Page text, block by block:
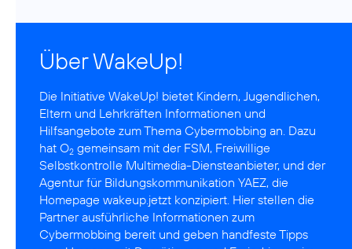
Über WakeUp!
Die Initiative WakeUp! bietet Kindern, Jugendlichen,
Eltern und Lehrkräften Informationen und
Hilfsangebote zum Thema Cybermobbing an. Dazu
hat O2 gemeinsam mit der FSM, Freiwillige
Selbstkontrolle Multimedia-Diensteanbieter, und der
Agentur für Bildungskommunikation YAEZ, die
Homepage wakeup.jetzt konzipiert. Hier stellen die
Partner ausführliche Informationen zum
Cybermobbing bereit und geben handfeste Tipps